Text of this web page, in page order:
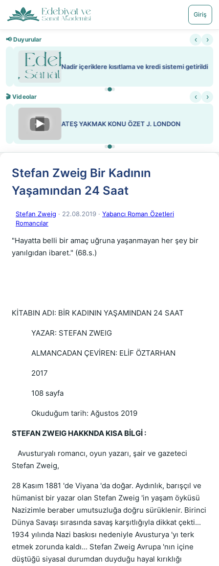
Giriş
📢 Duyurular ‹ ›
Nadir içeriklere kısıtlama ve kredi sistemi getirildi
🎬 Videolar ‹ ›
▶ ATEŞ YAKMAK KONU ÖZET J. LONDON
Stefan Zweig Bir Kadının
Yaşamından 24 Saat
Stefan Zweig · 22.08.2019 · Yabancı Roman Özetleri
Romancılar
"Hayatta belli bir amaç uğruna yaşanmayan her şey bir
yanılgıdan ibaret." (68.s.)
KİTABIN ADI: BİR KADININ YAŞAMINDAN 24 SAAT
YAZAR: STEFAN ZWEIG
ALMANCADAN ÇEVİREN: ELİF ÖZTARHAN
2017
108 sayfa
Okuduğum tarih: Ağustos 2019
STEFAN ZWEIG HAKKNDA KISA BİLGİ :
Avusturyalı romancı, oyun yazarı, şair ve gazeteci
Stefan Zweig,
28 Kasım 1881 'de Viyana 'da doğar. Aydınlık, barışçıl ve
hümanist bir yazar olan Stefan Zweig 'in yaşam öyküsü
Nazizimle beraber umutsuzluğa doğru sürüklenir. Birinci
Dünya Savaşı sırasında savaş karşıtlığıyla dikkat çekti...
1934 yılında Nazi baskısı nedeniyle Avusturya 'yı terk
etmek zorunda kaldı... Stefan Zweig Avrupa 'nın içine
düştüğü siyasal durumdan duyduğu hayal kırıklığı